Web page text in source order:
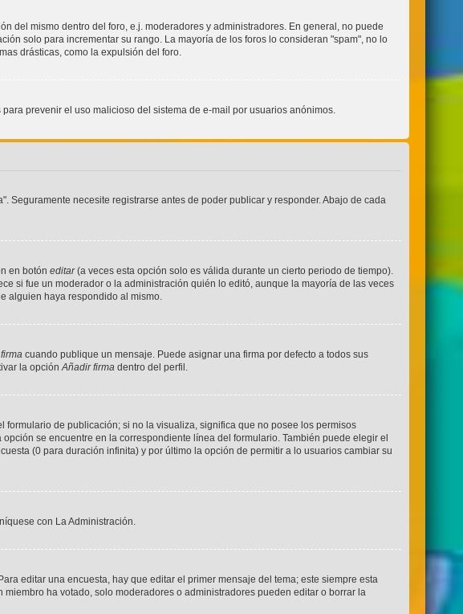
del mismo dentro del foro, e.j. moderadores y administradores. En general, no puede
solo para incrementar su rango. La mayoría de los foros lo consideran "spam", no lo
drásticas, como la expulsión del foro.
prevenir el uso malicioso del sistema de e-mail por usuarios anónimos.
Seguramente necesite registrarse antes de poder publicar y responder. Abajo de cada
en botóneditar(a veces esta opción solo es válida durante un cierto periodo de tiempo).
si fue un moderador o la administración quién lo editó, aunque la mayoría de las veces
alguien haya respondido al mismo.
cuando publique un mensaje. Puede asignar una firma por defecto a todos sus
la opciónAñadir firma dentro del perfil.
de publicación; si no la visualiza, significa que no posee los permisos
se encuentre en la correspondiente línea del formulario. También puede elegir el
(0 para duración infinita) y por último la opción de permitir a lo usuarios cambiar su
con La Administración.
editar una encuesta, hay que editar el primer mensaje del tema; este siempre esta
ha votado, solo moderadores o administradores pueden editar o borrar la